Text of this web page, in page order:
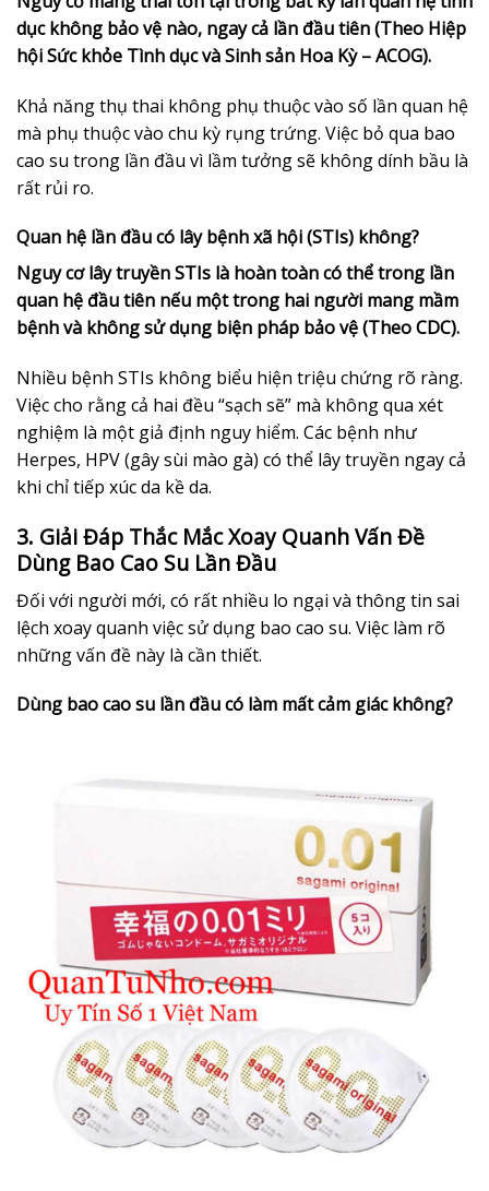
dục không bảo vệ nào, ngay cả lần đầu tiên (Theo Hiệp
hội Sức khỏe Tình dục và Sinh sản Hoa Kỳ – ACOG).
Khả năng thụ thai không phụ thuộc vào số lần quan hệ
mà phụ thuộc vào chu kỳ rụng trứng. Việc bỏ qua bao
cao su trong lần đầu vì lầm tưởng sẽ không dính bầu là
rất rủi ro.
Quan hệ lần đầu có lây bệnh xã hội (STIs) không?
Nguy cơ lây truyền STIs là hoàn toàn có thể trong lần
quan hệ đầu tiên nếu một trong hai người mang mầm
bệnh và không sử dụng biện pháp bảo vệ (Theo CDC).
Nhiều bệnh STIs không biểu hiện triệu chứng rõ ràng.
Việc cho rằng cả hai đều “sạch sẽ” mà không qua xét
nghiệm là một giả định nguy hiểm. Các bệnh như
Herpes, HPV (gây sùi mào gà) có thể lây truyền ngay cả
khi chỉ tiếp xúc da kề da.
3. Giải Đáp Thắc Mắc Xoay Quanh Vấn Đề
Dùng Bao Cao Su Lần Đầu
Đối với người mới, có rất nhiều lo ngại và thông tin sai
lệch xoay quanh việc sử dụng bao cao su. Việc làm rõ
những vấn đề này là cần thiết.
Dùng bao cao su lần đầu có làm mất cảm giác không?